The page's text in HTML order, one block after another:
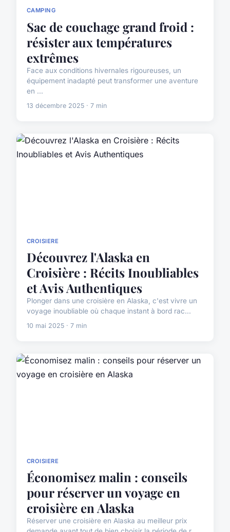
CAMPING
Sac de couchage grand froid :
résister aux températures
extrêmes
Face aux conditions hivernales rigoureuses, un
équipement inadapté peut transformer une aventure
en ...
13 décembre 2025 · 7 min
CROISIERE
Découvrez l'Alaska en
Croisière : Récits Inoubliables
et Avis Authentiques
Plonger dans une croisière en Alaska, c'est vivre un
voyage inoubliable où chaque instant à bord rac...
10 mai 2025 · 7 min
CROISIERE
Économisez malin : conseils
pour réserver un voyage en
croisière en Alaska
Réserver une croisière en Alaska au meilleur prix